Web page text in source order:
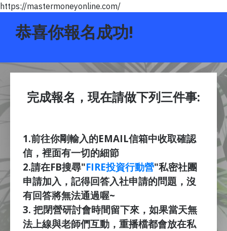
https://mastermoneyonline.com/
恭喜你報名成功!
完成報名，現在請做下列三件事:
1.前往你剛輸入的EMAIL信箱中收取確認
信，裡面有一切的細節
2.請在FB搜尋"FIRE投資行動營"私密社團
申請加入， 記得回答入社申請的問題，沒
有回答將無法通過喔~
3. 把閉營研討會時間留下來， 如果當天無
法上線與老師們互動，重播檔都會放在私